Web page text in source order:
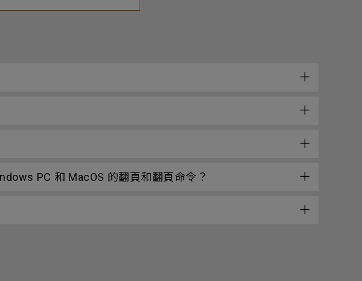
PC 和 MacOS 的翻頁和翻頁命令？